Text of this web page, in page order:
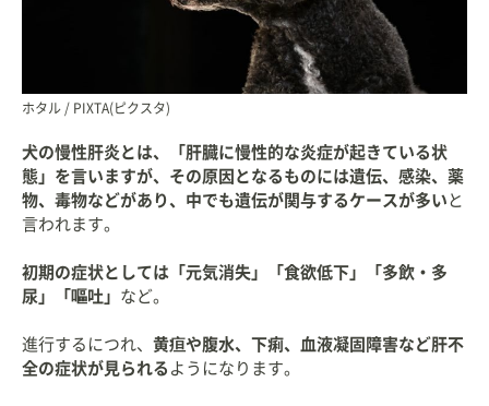
ホタル / PIXTA(ピクスタ)
犬の慢性肝炎とは、「肝臓に慢性的な炎症が起きている状
態」を言いますが、その原因となるものには遺伝、感染、薬
物、毒物などがあり、中でも遺伝が関与するケースが多い と
言われます。
初期の症状としては「元気消失」「食欲低下」「多飲・多
尿」「嘔吐」 など。
進行するにつれ、 黄疸や腹水、下痢、血液凝固障害など肝不
全の症状が見られる ようになります。